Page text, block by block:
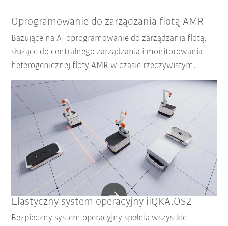
Oprogramowanie do zarządzania flotą AMR
Bazujące na AI oprogramowanie do zarządzania flotą,
służące do centralnego zarządzania i monitorowania
heterogenicznej floty AMR w czasie rzeczywistym.
Elastyczny system operacyjny iiQKA.OS2
Bezpieczny system operacyjny spełnia wszystkie